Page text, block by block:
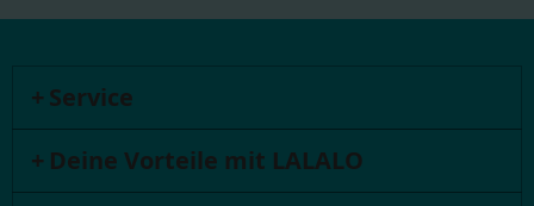
Service
Deine Vorteile mit LALALO